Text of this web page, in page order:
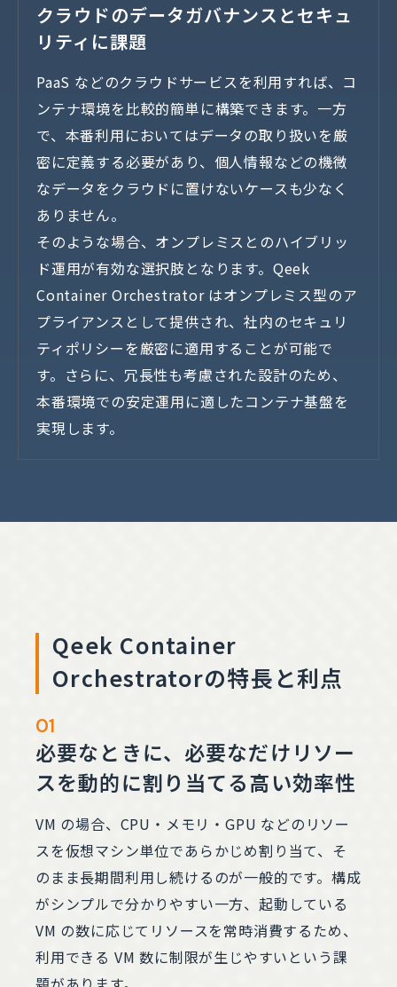
クラウドのデータガバナンスとセキュ
リティに課題
PaaS などのクラウドサービスを利用すれば、コ
ンテナ環境を比較的簡単に構築できます。一方
で、本番利用においてはデータの取り扱いを厳
密に定義する必要があり、個人情報などの機微
なデータをクラウドに置けないケースも少なく
ありません。
そのような場合、オンプレミスとのハイブリッ
ド運用が有効な選択肢となります。Qeek
Container Orchestrator はオンプレミス型のア
プライアンスとして提供され、社内のセキュリ
ティポリシーを厳密に適用することが可能で
す。さらに、冗長性も考慮された設計のため、
本番環境での安定運用に適したコンテナ基盤を
実現します。
Qeek Container
Orchestratorの特長と利点
01
必要なときに、必要なだけリソー
スを動的に割り当てる高い効率性
VM の場合、CPU・メモリ・GPU などのリソー
スを仮想マシン単位であらかじめ割り当て、そ
のまま長期間利用し続けるのが一般的です。構成
がシンプルで分かりやすい一方、起動している
VM の数に応じてリソースを常時消費するため、
利用できる VM 数に制限が生じやすいという課